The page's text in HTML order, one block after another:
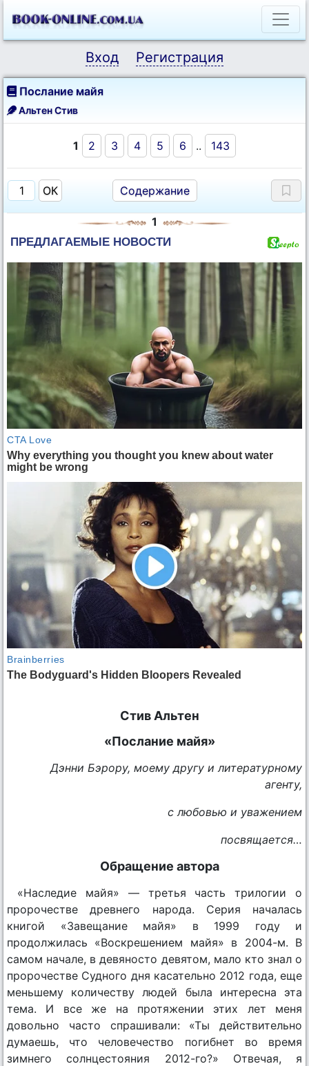
Вход Регистрация
Послание майя
Альтен Стив
1 2 3 4 5 6 .. 143
Содержание
1
Стив Альтен
«Послание майя»
Дэнни Бэрору, моему другу и литературному
агенту,
с любовью и уважением
посвящается…
Обращение автора
«Наследие майя» — третья часть трилогии о
пророчестве древнего народа. Серия началась
книгой «Завещание майя» в 1999 году и
продолжилась «Воскрешением майя» в 2004-м. В
самом начале, в девяносто девятом, мало кто знал о
пророчестве Судного дня касательно 2012 года, еще
меньшему количеству людей была интересна эта
тема. И все же на протяжении этих лет меня
довольно часто спрашивали: «Ты действительно
думаешь, что человечество погибнет во время
зимнего солнцестояния 2012-го?» Отвечая, я